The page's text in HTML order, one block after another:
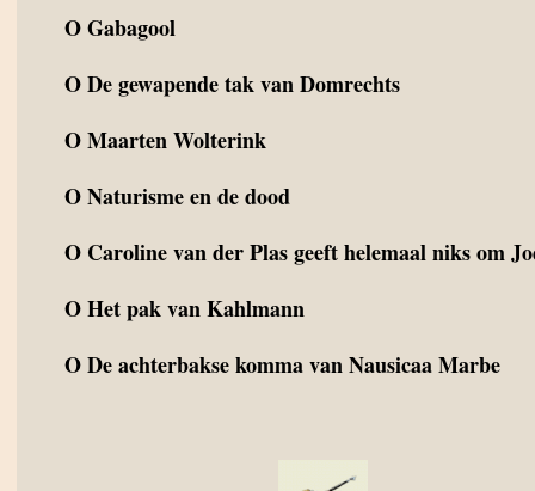
OGabagool
ODe gewapende tak van Domrechts
OMaarten Wolterink
ONaturisme en de dood
O Caroline van der Plas geeft helemaal niks om
OHet pak van Kahlmann
ODe achterbakse komma van Nausicaa Marbe